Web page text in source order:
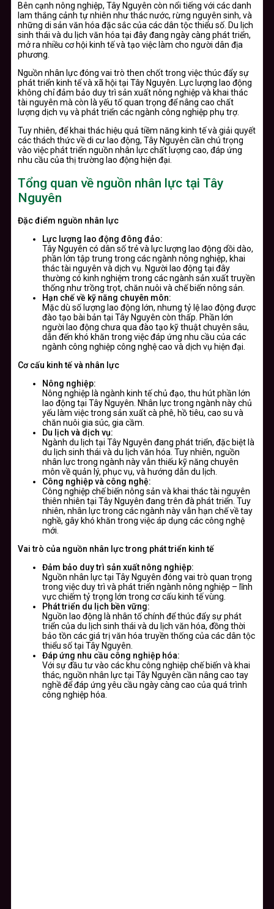
Bên cạnh nông nghiệp, Tây Nguyên còn nổi tiếng với các danh
lam thắng cảnh tự nhiên như thác nước, rừng nguyên sinh, và
những di sản văn hóa đặc sắc của các dân tộc thiểu số. Du lịch
sinh thái và du lịch văn hóa tại đây đang ngày càng phát triển,
mở ra nhiều cơ hội kinh tế và tạo việc làm cho người dân địa
phương.
Nguồn nhân lực đóng vai trò then chốt trong việc thúc đẩy sự
phát triển kinh tế và xã hội tại Tây Nguyên. Lực lượng lao động
không chỉ đảm bảo duy trì sản xuất nông nghiệp và khai thác
tài nguyên mà còn là yếu tố quan trọng để nâng cao chất
lượng dịch vụ và phát triển các ngành công nghiệp phụ trợ.
Tuy nhiên, để khai thác hiệu quả tiềm năng kinh tế và giải quyết
các thách thức về di cư lao động, Tây Nguyên cần chú trọng
vào việc phát triển nguồn nhân lực chất lượng cao, đáp ứng
nhu cầu của thị trường lao động hiện đại.
Tổng quan về nguồn nhân lực tại Tây
Nguyên
Đặc điểm nguồn nhân lực
Lực lượng lao động đông đảo:
Tây Nguyên có dân số trẻ và lực lượng lao động dồi dào,
phần lớn tập trung trong các ngành nông nghiệp, khai
thác tài nguyên và dịch vụ. Người lao động tại đây
thường có kinh nghiệm trong các ngành sản xuất truyền
thống như trồng trọt, chăn nuôi và chế biến nông sản.
Hạn chế về kỹ năng chuyên môn:
Mặc dù số lượng lao động lớn, nhưng tỷ lệ lao động được
đào tạo bài bản tại Tây Nguyên còn thấp. Phần lớn
người lao động chưa qua đào tạo kỹ thuật chuyên sâu,
dẫn đến khó khăn trong việc đáp ứng nhu cầu của các
ngành công nghiệp công nghệ cao và dịch vụ hiện đại.
Cơ cấu kinh tế và nhân lực
Nông nghiệp:
Nông nghiệp là ngành kinh tế chủ đạo, thu hút phần lớn
lao động tại Tây Nguyên. Nhân lực trong ngành này chủ
yếu làm việc trong sản xuất cà phê, hồ tiêu, cao su và
chăn nuôi gia súc, gia cầm.
Du lịch và dịch vụ:
Ngành du lịch tại Tây Nguyên đang phát triển, đặc biệt là
du lịch sinh thái và du lịch văn hóa. Tuy nhiên, nguồn
nhân lực trong ngành này vẫn thiếu kỹ năng chuyên
môn về quản lý, phục vụ, và hướng dẫn du lịch.
Công nghiệp và công nghệ:
Công nghiệp chế biến nông sản và khai thác tài nguyên
thiên nhiên tại Tây Nguyên đang trên đà phát triển. Tuy
nhiên, nhân lực trong các ngành này vẫn hạn chế về tay
nghề, gây khó khăn trong việc áp dụng các công nghệ
mới.
Vai trò của nguồn nhân lực trong phát triển kinh tế
Đảm bảo duy trì sản xuất nông nghiệp:
Nguồn nhân lực tại Tây Nguyên đóng vai trò quan trọng
trong việc duy trì và phát triển ngành nông nghiệp – lĩnh
vực chiếm tỷ trọng lớn trong cơ cấu kinh tế vùng.
Phát triển du lịch bền vững:
Nguồn lao động là nhân tố chính để thúc đẩy sự phát
triển của du lịch sinh thái và du lịch văn hóa, đồng thời
bảo tồn các giá trị văn hóa truyền thống của các dân tộc
thiểu số tại Tây Nguyên.
Đáp ứng nhu cầu công nghiệp hóa:
Với sự đầu tư vào các khu công nghiệp chế biến và khai
thác, nguồn nhân lực tại Tây Nguyên cần nâng cao tay
nghề để đáp ứng yêu cầu ngày càng cao của quá trình
công nghiệp hóa.